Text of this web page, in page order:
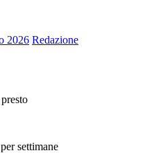
2026 Redazione
settimane